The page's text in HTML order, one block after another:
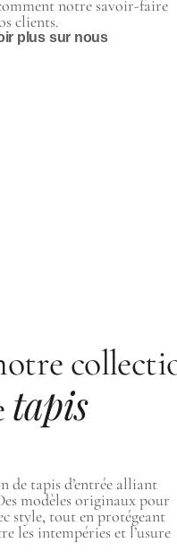
notre savoir-faire
clients.
plus sur nous
tapis
de tapis d’entrée alliant
modèles originaux pour
style, tout en protégeant
les intempéries et l’usure